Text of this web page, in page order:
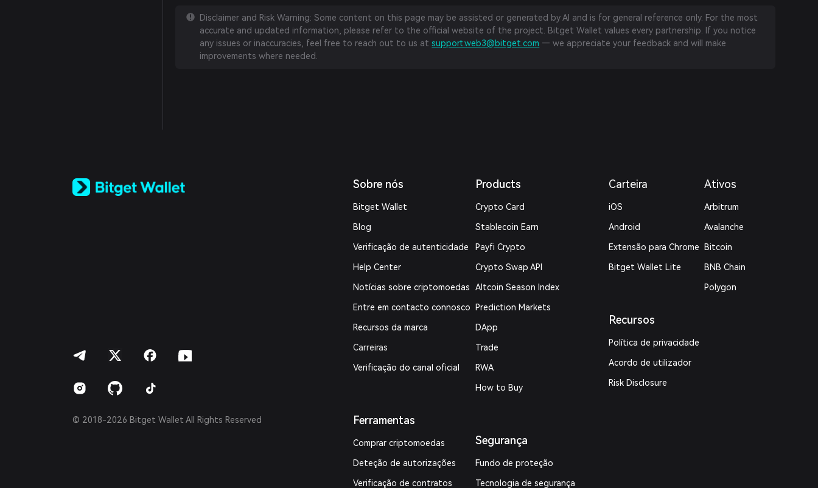
Disclaimer and Risk Warning: Some content on this page may be assisted or generated by AI and is for general reference only. For the most
accurate and updated information, please refer to the official website of the project. Bitget Wallet values every partnership. If you notice
any issues or inaccuracies, feel free to reach out to us atsupport.web3@bitget.com — we appreciate your feedback and will make
improvements where needed.
Español (Latinoamérica)
© 2018-2026 Bitget Wallet All Rights Reserved
Sobre nós
Bitget Wallet
Blog
Verificação de autenticidade
Help Center
Notícias sobre criptomoedas
Entre em contacto connosco
Recursos da marca
Carreiras
Verificação do canal oficial
Ferramentas
Comprar criptomoedas
Deteção de autorizações
Verificação de contratos
Products
Crypto Card
Stablecoin Earn
Payfi Crypto
Crypto Swap API
Altcoin Season Index
Prediction Markets
DApp
Trade
RWA
How to Buy
Segurança
Fundo de proteção
Tecnologia de segurança
Carteira
iOS
Android
Extensão para Chrome
Bitget Wallet Lite
Recursos
Política de privacidade
Acordo de utilizador
Risk Disclosure
Ativos
Arbitrum
Avalanche
Bitcoin
BNB Chain
Polygon